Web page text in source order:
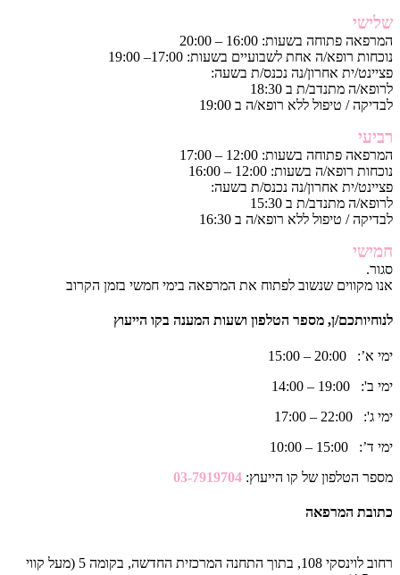
שלישי
המרפאה פתוחה בשעות: 16:00 – 20:00
נוכחות רופא/ה אחת לשבועיים בשעות: 17:00– 19:00
פציינט/ית אחרון/נה נכנס/ת בשעה:
לרופא/ה מתנדב/ת ב 18:30
לבדיקה / טיפול ללא רופא/ה ב 19:00
רביעי
המרפאה פתוחה בשעות: 12:00 – 17:00
נוכחות רופא/ה בשעות: 12:00 – 16:00
פציינט/ית אחרון/נה נכנס/ת בשעה:
לרופא/ה מתנדב/ת ב 15:30
לבדיקה / טיפול ללא רופא/ה ב 16:30
חמישי
סגור.
אנו מקווים שנשוב לפתוח את המרפאה בימי חמשי בזמן הקרוב
לנוחיותכם/ן, מספר הטלפון ושעות המענה בקו הייעוץ
ימי א’: 20:00 – 15:00
ימי ב': 19:00 – 14:00
ימי ג': 22:00 – 17:00
ימי ד’: 15:00 – 10:00
מספר הטלפון של קו הייעוץ: 03-7919704
כתובת המרפאה
רחוב לוינסקי 108, בתוך התחנה המרכזית החדשה, בקומה 5 (מעל קווי